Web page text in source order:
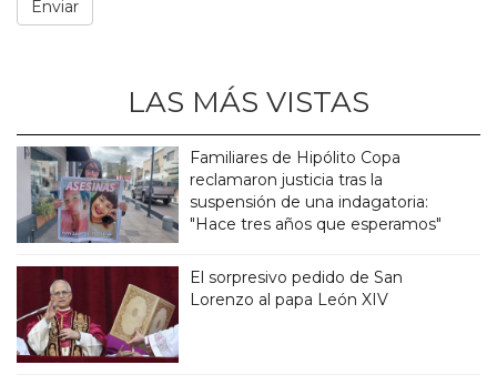
LAS MÁS VISTAS
Familiares de Hipólito Copa
reclamaron justicia tras la
suspensión de una indagatoria:
"Hace tres años que esperamos"
El sorpresivo pedido de San
Lorenzo al papa León XIV